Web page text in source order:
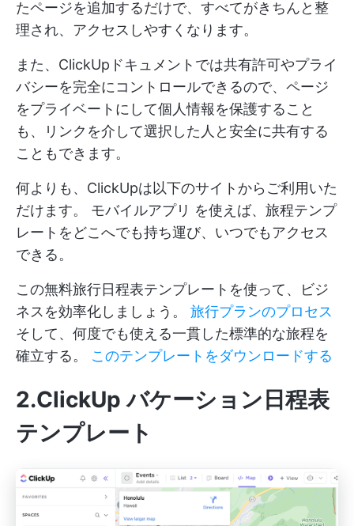
たページを追加するだけで、すべてがきちんと整
理され、アクセスしやすくなります。
また、ClickUpドキュメントでは共有許可やプライ
バシーを完全にコントロールできるので、ページ
をプライベートにして個人情報を保護すること
も、リンクを介して選択した人と安全に共有する
こともできます。
何よりも、ClickUpは以下のサイトからご利用いた
だけます。 モバイルアプリ を使えば、旅程テンプ
レートをどこへでも持ち運び、いつでもアクセス
できる。
この無料旅行日程表テンプレートを使って、ビジ
ネスを効率化しましょう。 旅行プランのプロセス
そして、何度でも使える一貫した標準的な旅程を
確立する。 このテンプレートをダウンロードする
2.ClickUp バケーション日程表
テンプレート